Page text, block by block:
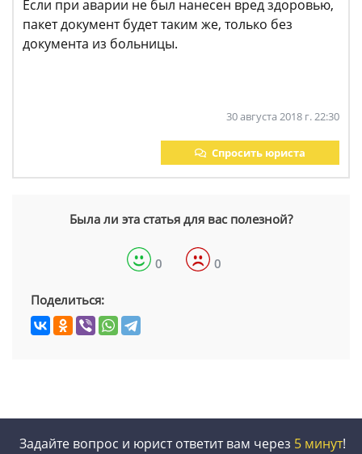
Если при аварии не был нанесен вред здоровью,
пакет документ будет таким же, только без
документа из больницы.
30 августа 2018 г. 22:30
Спросить юриста
Была ли эта статья для вас полезной?
0 0
Поделиться:
Задайте вопрос и юрист ответит вам через 5 минут!